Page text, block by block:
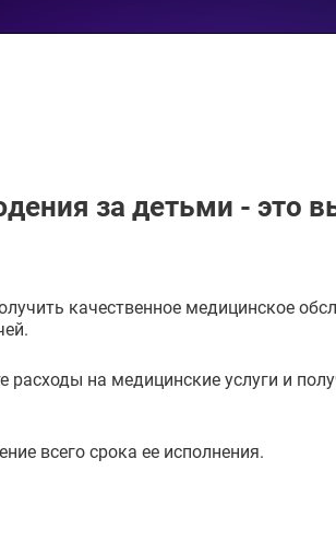
за детьми - это
качественное медицинское
на медицинские услуги и
всего срока ее исполнения.